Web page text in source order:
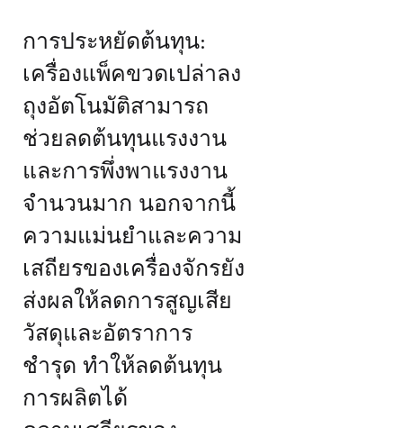
การประหยัดต้นทุน:
เครื่องแพ็คขวดเปล่าลง
ถุงอัตโนมัติสามารถ
ช่วยลดต้นทุนแรงงาน
และการพึ่งพาแรงงาน
จำนวนมาก นอกจากนี้
ความแม่นยำและความ
เสถียรของเครื่องจักรยัง
ส่งผลให้ลดการสูญเสีย
วัสดุและอัตราการ
ชำรุด ทำให้ลดต้นทุน
การผลิตได้